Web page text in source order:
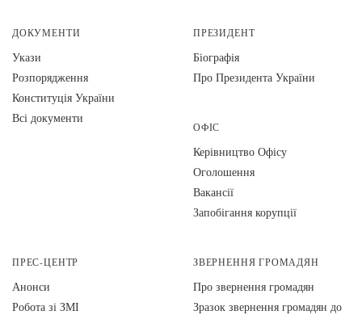
ДОКУМЕНТИ
Укази
Розпорядження
Конституція України
Всі документи
ПРЕЗИДЕНТ
Біографія
Про Президента України
ОФІС
Керівництво Офісу
Оголошення
Вакансії
Запобігання корупції
ПРЕС-ЦЕНТР
Анонси
Робота зі ЗМІ
ЗВЕРНЕННЯ ГРОМАДЯН
Про звернення громадян
Зразок звернення громадян до